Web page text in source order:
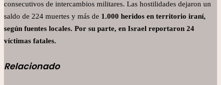
consecutivos de intercambios militares. Las hostilidades dejaron un
saldo de 224 muertes y más de 1.000 heridos en territorio iraní,
según fuentes locales. Por su parte, en Israel reportaron 24
víctimas fatales.
Relacionado